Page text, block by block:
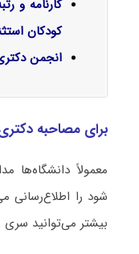
کارنامه و
کودکان
انجمن
برای مصاحبه
معمولاً دانشگاه‌ها
شود را اطلاع‌رسانی
بیشتر می‌توانید